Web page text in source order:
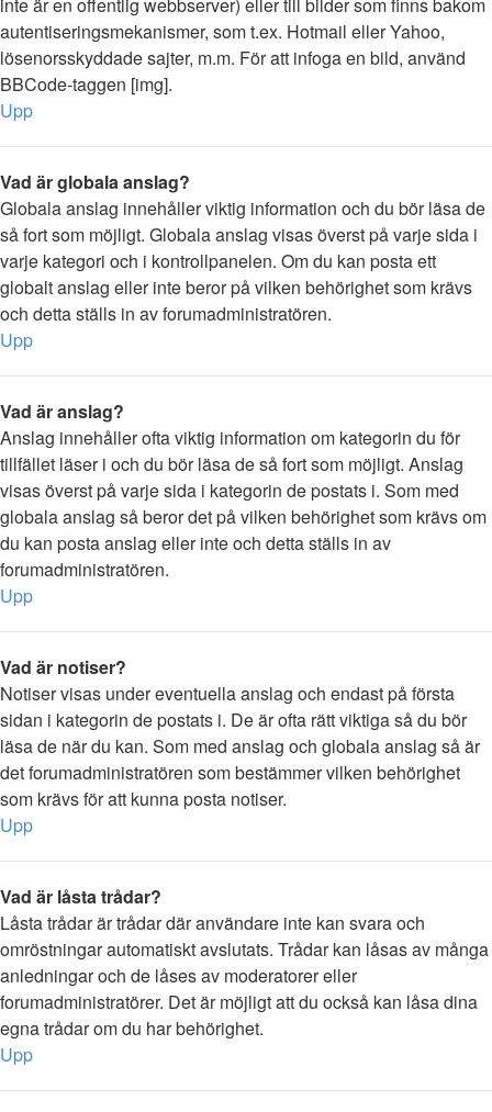
autentiseringsmekanismer, som t.ex. Hotmail eller Yahoo,
lösenorsskyddade sajter, m.m. För att infoga en bild, använd
BBCode-taggen [img].
Upp
Vad är globala anslag?
Globala anslag innehåller viktig information och du bör läsa de
så fort som möjligt. Globala anslag visas överst på varje sida i
varje kategori och i kontrollpanelen. Om du kan posta ett
globalt anslag eller inte beror på vilken behörighet som krävs
och detta ställs in av forumadministratören.
Upp
Vad är anslag?
Anslag innehåller ofta viktig information om kategorin du för
tillfället läser i och du bör läsa de så fort som möjligt. Anslag
visas överst på varje sida i kategorin de postats i. Som med
globala anslag så beror det på vilken behörighet som krävs om
du kan posta anslag eller inte och detta ställs in av
forumadministratören.
Upp
Vad är notiser?
Notiser visas under eventuella anslag och endast på första
sidan i kategorin de postats i. De är ofta rätt viktiga så du bör
läsa de när du kan. Som med anslag och globala anslag så är
det forumadministratören som bestämmer vilken behörighet
som krävs för att kunna posta notiser.
Upp
Vad är låsta trådar?
Låsta trådar är trådar där användare inte kan svara och
omröstningar automatiskt avslutats. Trådar kan låsas av många
anledningar och de låses av moderatorer eller
forumadministratörer. Det är möjligt att du också kan låsa dina
egna trådar om du har behörighet.
Upp